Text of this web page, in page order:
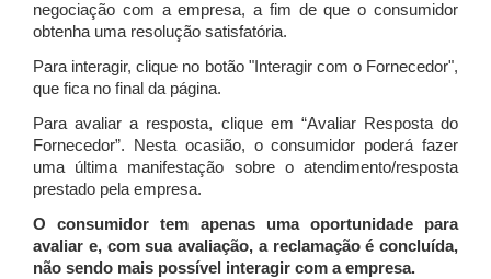
negociação com a empresa, a fim de que o consumidor
obtenha uma resolução satisfatória.
Para interagir, clique no botão "Interagir com o Fornecedor",
que fica no final da página.
Para avaliar a resposta, clique em “Avaliar Resposta do
Fornecedor”. Nesta ocasião, o consumidor poderá fazer
uma última manifestação sobre o atendimento/resposta
prestado pela empresa.
O consumidor tem apenas uma oportunidade para
avaliar e, com sua avaliação, a reclamação é concluída,
não sendo mais possível interagir com a empresa.